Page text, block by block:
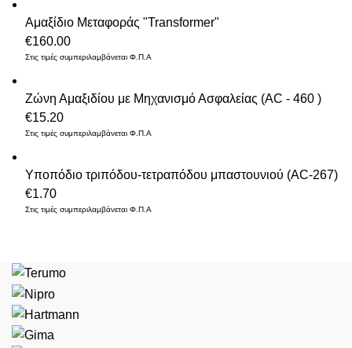
Αμαξίδιο Μεταφοράς "Transformer"
€160.00
Στις τιμές συμπεριλαμβάνεται Φ.Π.Α
Ζώνη Αμαξιδίου με Μηχανισμό Ασφαλείας (AC - 460 )
€15.20
Στις τιμές συμπεριλαμβάνεται Φ.Π.Α
Υποπόδιο τριπόδου-τετραπόδου μπαστουνιού (AC-267)
€1.70
Στις τιμές συμπεριλαμβάνεται Φ.Π.Α